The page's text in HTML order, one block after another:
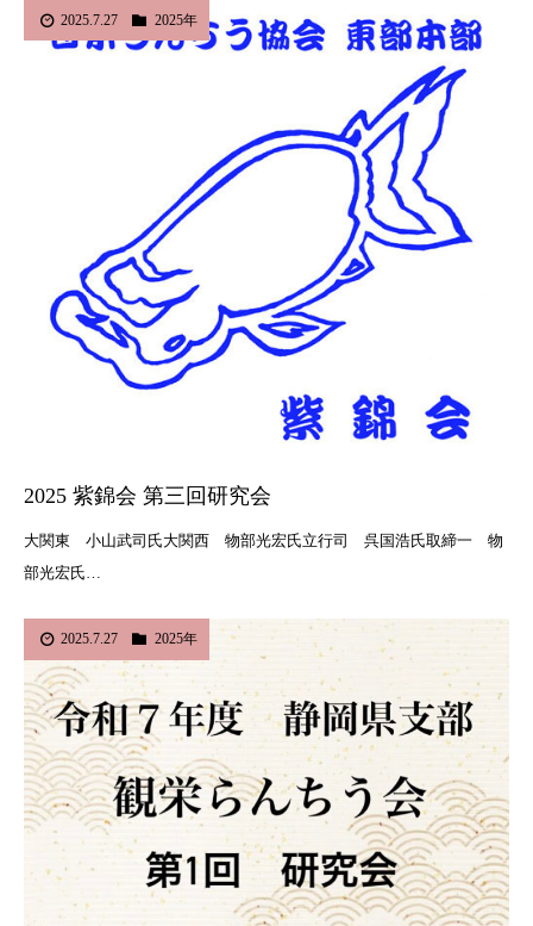
2025.7.27 2025年
2025 紫錦会 第三回研究会
大関東 小山武司氏大関西 物部光宏氏立行司 呉国浩氏取締一 物
部光宏氏…
2025.7.27 2025年